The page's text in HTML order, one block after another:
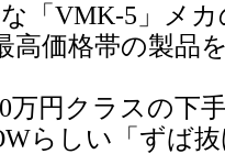
「VMK-5」メ
高価格帯の製品
万円クラスの下
らしい「ずば